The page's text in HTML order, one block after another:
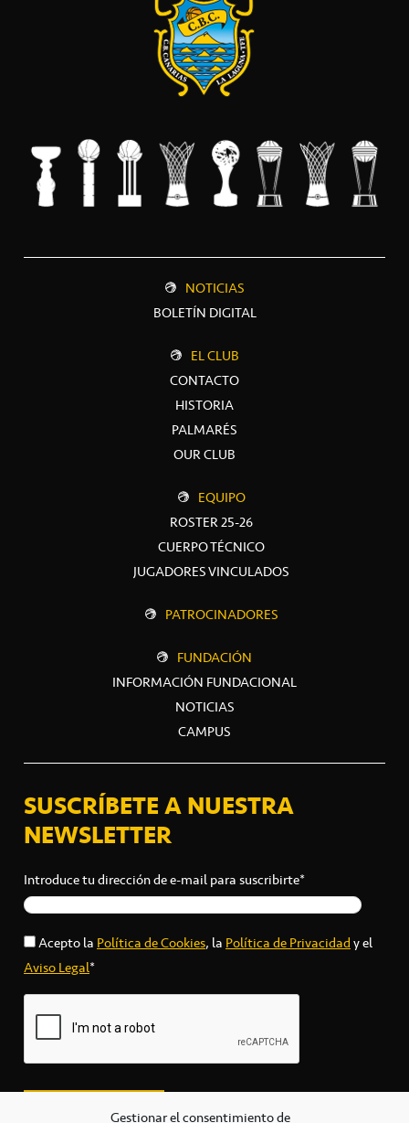
Gestionar el consentimiento de
NOTICIAS
BOLETÍN DIGITAL
EL CLUB
CONTACTO
HISTORIA
PALMARÉS
OUR CLUB
EQUIPO
ROSTER 25-26
CUERPO TÉCNICO
JUGADORES VINCULADOS
PATROCINADORES
FUNDACIÓN
INFORMACIÓN FUNDACIONAL
NOTICIAS
CAMPUS
SUSCRÍBETE A NUESTRA
NEWSLETTER
Introduce tu dirección de e-mail para suscribirte*
Acepto laPolítica de Cookies, laPolítica de Privacidady el
Aviso Legal*